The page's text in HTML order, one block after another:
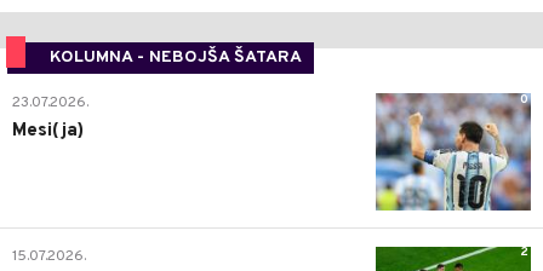
KOLUMNA - NEBOJŠA ŠATARA
0
23.07.2026.
Mesi(ja)
2
15.07.2026.